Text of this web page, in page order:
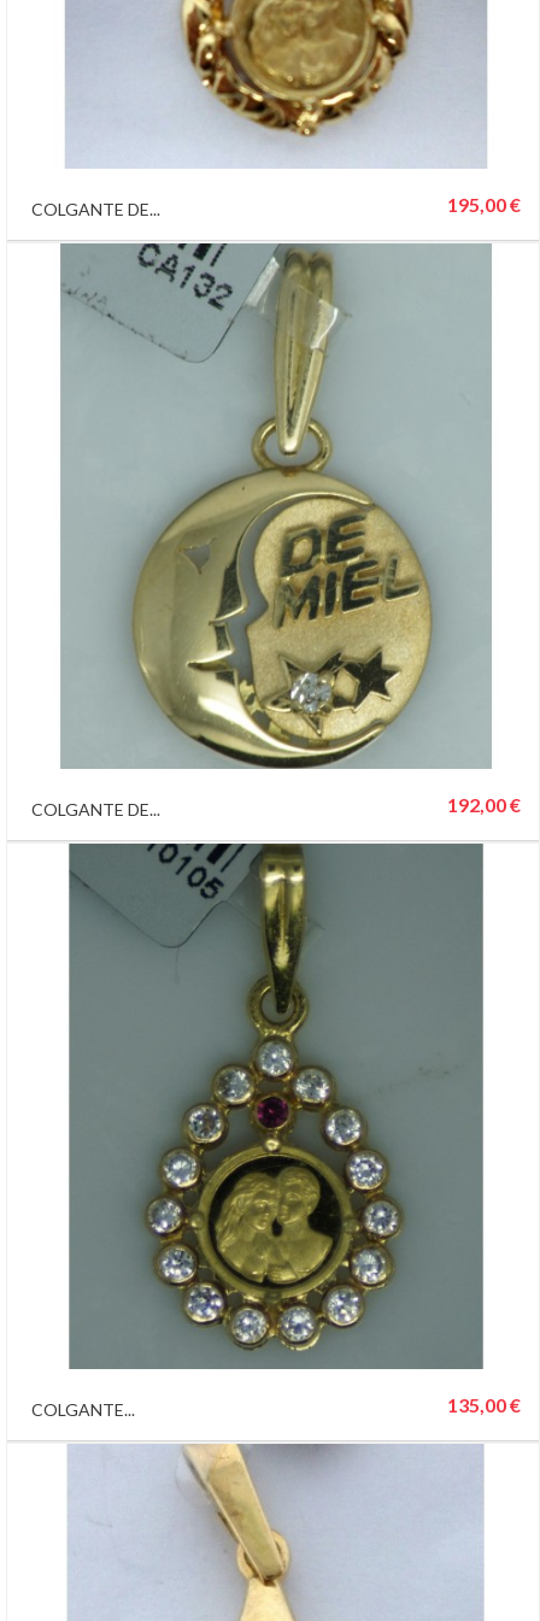
COLGANTE DE... 195,00 €
COLGANTE DE... 192,00 €
COLGANTE... 135,00 €